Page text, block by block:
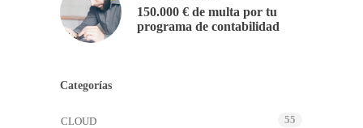
150.000 € de multa por tu
programa de contabilidad
Categorías
CLOUD 55